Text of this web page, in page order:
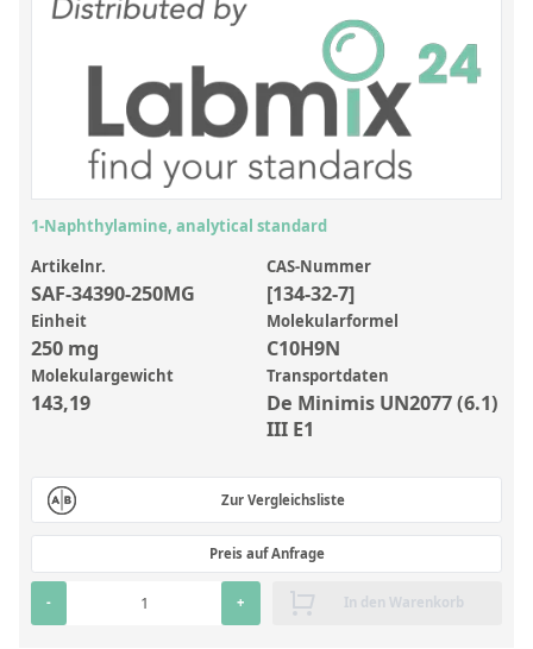
Referenzstandards für physikalische Eigenschaften
Organische Referenzstandards
Anorganische Referenzstandards
Laborvergleichsuntersuchungen (LVU/PT)
Laborbedarf und Verbrauchsmaterialien
Custom-Made
Übersicht: Kundenspezifische Standards
Anorganische wässrige Kundenmischungen
Elementstandards in Öl
Metallstandards | Setting Up Samples (SUS)
Kundenspezifische Polymerstandards
Pharmazeutische und organische Kundensynthesen
1-Naphthylamine, analytical standard
Artikelnr.
SAF-34390-250MG
CAS-Nummer
[134-32-7]
Einheit
250 mg
Molekularformel
C10H9N
Molekulargewicht
143,19
Transportdaten
De Minimis UN2077 (6.1)
III E1
Zur Vergleichsliste
Preis auf Anfrage
- + In den Warenkorb